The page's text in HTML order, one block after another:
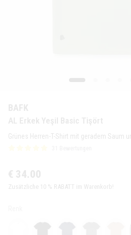
Grünes Herren-T-Shirt mit geradem Saum
Zusätzliche 10 % RABATT im Warenkorb!